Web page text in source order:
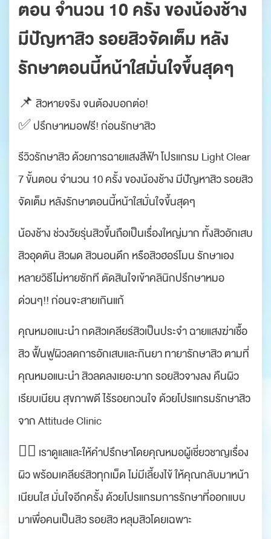
ตอน จำนวน 10 ครั้ง ของน้องช้าง
มีปัญหาสิว รอยสิวจัดเต็ม หลัง
รักษาตอนนี้หน้าใสมั่นใจขึ้นสุดๆ
📌 สิวหายจริง จนต้องบอกต่อ!
✅ ปรึกษาหมอฟรี! ก่อนรักษาสิว
รีวิวรักษาสิว ด้วยการฉายแสงสีฟ้า โปรแกรม Light Clear
7 ขั้นตอน จำนวน 10 ครั้ง ของน้องช้าง มีปัญหาสิว รอยสิว
จัดเต็ม หลังรักษาตอนนี้หน้าใสมั่นใจขึ้นสุดๆ
น้องช้าง ช่วงวัยรุ่นสิวขึ้นถือเป็นเรื่องใหญ่มาก ทั้งสิวอักเสบ
สิวอุดตัน สิวผด สิวนอนดึก หรือสิวฮอร์โมน รักษาเอง
หลายวิธีไม่หายซักที ตัดสินใจเข้าคลินิกปรึกษาหมอ
ด่วนๆ!! ก่อนจะสายเกินแก้
คุณหมอแนะนำ กดสิวเคลียร์สิวเป็นประจำ ฉายแสงฆ่าเชื้อ
สิว ฟื้นฟูผิวลดการอักเสบและกินยา ทายารักษาสิว ตามที่
คุณหมอแนะนำ สิวลดลงเยอะมาก รอยสิวจางลง คืนผิว
เรียบเนียน สุขภาพดี ไร้รอยกวนใจ ด้วยโปรแกรมรักษาสิว
จาก Attitude Clinic
👨‍⚕ เราดูแลและให้คำปรึกษาโดยคุณหมอผู้เชี่ยวชาญเรื่อง
ผิว พร้อมเคลียร์สิวทุกเม็ด ไม่มีเลี้ยงไข้ ให้คุณกลับมาหน้า
เนียนใส มั่นใจอีกครั้ง ด้วยโปรแกรมการรักษาที่ออกแบบ
มาเพื่อคนเป็นสิว รอยสิว หลุมสิวโดยเฉพาะ